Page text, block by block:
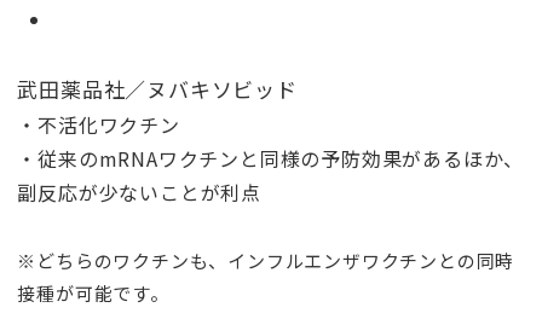
武田薬品社／ヌバキソビッド
・不活化ワクチン
・従来のmRNAワクチンと同様の予防効果があるほか、
副反応が少ないことが利点
※どちらのワクチンも、インフルエンザワクチンとの同時
接種が可能です。